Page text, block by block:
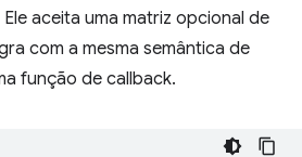
Ele aceita uma matriz opcional de
com a mesma semântica de
função de callback.